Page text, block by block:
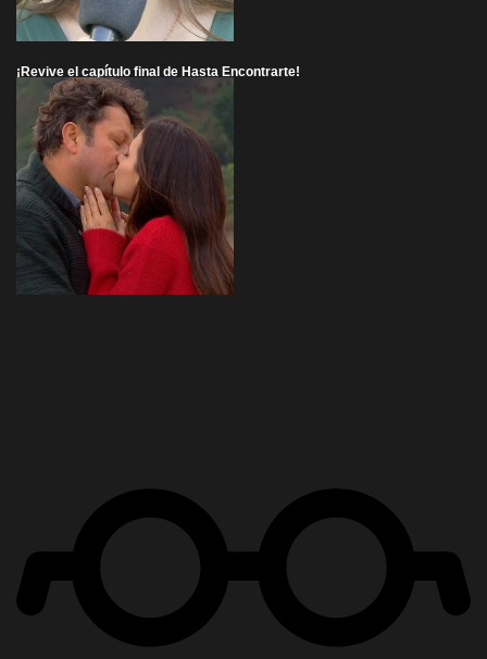
¡Revive el capítulo final de Hasta Encontrarte!